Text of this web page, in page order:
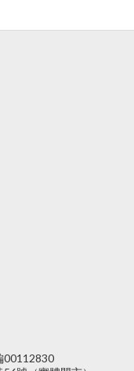
00112830